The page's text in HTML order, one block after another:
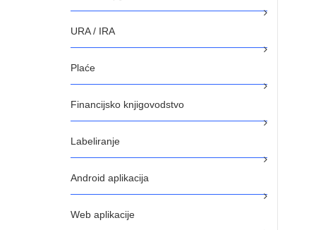
URA / IRA
Plaće
Financijsko knjigovodstvo
Labeliranje
Android aplikacija
Web aplikacije